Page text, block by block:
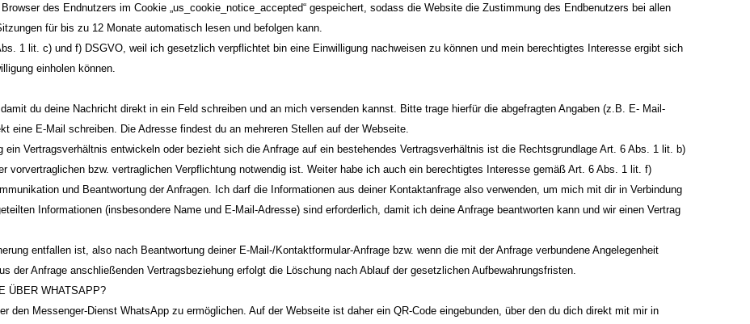
des Endnutzers im Cookie „us_cookie_notice_accepted“ gespeichert, sodass die Website die Zustimmung des Endbenutzers bei allen
für bis zu 12 Monate automatisch lesen und befolgen kann.
1 lit. c) und f) DSGVO, weil ich gesetzlich verpflichtet bin eine Einwilligung nachweisen zu können und mein berechtigtes Interesse ergibt sich
einholen können.
du deine Nachricht direkt in ein Feld schreiben und an mich versenden kannst. Bitte trage hierfür die abgefragten Angaben (z.B. E- Mail-
eine E-Mail schreiben. Die Adresse findest du an mehreren Stellen auf der Webseite.
Vertragsverhältnis entwickeln oder bezieht sich die Anfrage auf ein bestehendes Vertragsverhältnis ist die Rechtsgrundlage Art. 6 Abs. 1 lit. b)
vorvertraglichen bzw. vertraglichen Verpflichtung notwendig ist. Weiter habe ich auch ein berechtigtes Interesse gemäß Art. 6 Abs. 1 lit. f)
und Beantwortung der Anfragen. Ich darf die Informationen aus deiner Kontaktanfrage also verwenden, um mich mit dir in Verbindung
Informationen (insbesondere Name und E-Mail-Adresse) sind erforderlich, damit ich deine Anfrage beantworten kann und wir einen Vertrag
entfallen ist, also nach Beantwortung deiner E-Mail-/Kontaktformular-Anfrage bzw. wenn die mit der Anfrage verbundene Angelegenheit
der Anfrage anschließenden Vertragsbeziehung erfolgt die Löschung nach Ablauf der gesetzlichen Aufbewahrungsfristen.
ÜBER WHATSAPP?
den Messenger-Dienst WhatsApp zu ermöglichen. Auf der Webseite ist daher ein QR-Code eingebunden, über den du dich direkt mit mir in